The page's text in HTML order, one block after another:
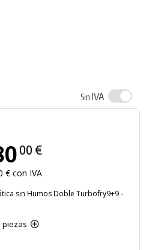
Sin IVA
00 €
€ con IVA
sin Humos Doble Turbofry9+9 -
piezas